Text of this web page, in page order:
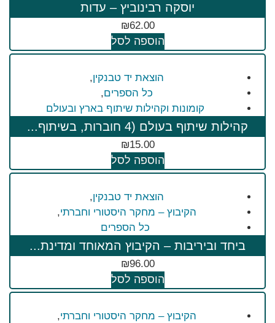
יוסקה רבינוביץ – עדות
₪62.00
הוספה לסל
הוצאת יד טבנקין,
כל הספרים,
קומונות וקהילות שיתוף בארץ ובעולם
קהילות שיתוף בעולם (4 חוברות, בשיתוף...
₪15.00
הוספה לסל
הוצאת יד טבנקין,
הקיבוץ – מחקר היסטורי וחברתי,
כל הספרים
ביחד וביריבות – הקיבוץ המאוחד ומדינת...
₪96.00
הוספה לסל
הקיבוץ – מחקר היסטורי וחברתי,